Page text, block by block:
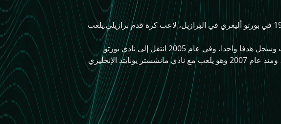
أندرسون لويس دي ابريو أوليفيرا (بالبرتغالية: Anderson‏)، من مواليد 13 ابريل 1988 في بورتو أليغري في البرازيل، لاعب كرة قدم برازيلي.يلعب
بدأ مسيرته الكروية مع نادي غريميو في موسم 2005/2004، ولعب معهم 5 مباريات وسجل هدفا واحدا، وفي عام 2005 انتقل إلى نادي بورتو
البرتغالي، ولعب معهم حتى عام 2007، وشارك معهم في 21 مباراة وسجل هدفين، ومنذ عام 2007 وهو يلعب مع نادي مانشستر يونايتد الإنجليزي